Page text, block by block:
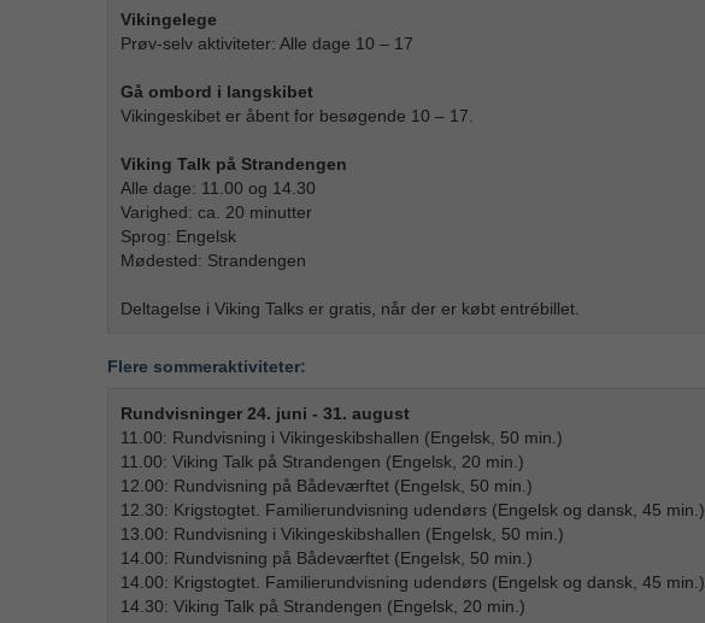
Vikingelege
Prøv-selv aktiviteter: Alle dage 10 – 17
Gå ombord i langskibet
Vikingeskibet er åbent for besøgende 10 – 17.
Viking Talk på Strandengen
Alle dage: 11.00 og 14.30
Varighed: ca. 20 minutter
Sprog: Engelsk
Mødested: Strandengen
Deltagelse i Viking Talks er gratis, når der er købt entrébillet.
Flere sommeraktiviteter:
Rundvisninger 24. juni - 31. august
11.00: Rundvisning i Vikingeskibshallen (Engelsk, 50 min.)
11.00: Viking Talk på Strandengen (Engelsk, 20 min.)
12.00: Rundvisning på Bådeværftet (Engelsk, 50 min.)
12.30: Krigstogtet. Familierundvisning udendørs (Engelsk og dansk, 45 min.)
13.00: Rundvisning i Vikingeskibshallen (Engelsk, 50 min.)
14.00: Rundvisning på Bådeværftet (Engelsk, 50 min.)
14.00: Krigstogtet. Familierundvisning udendørs (Engelsk og dansk, 45 min.)
14.30: Viking Talk på Strandengen (Engelsk, 20 min.)